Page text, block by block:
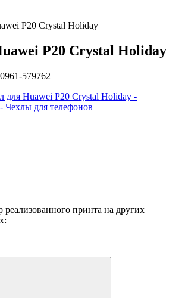
P20 Crystal Holiday
P20 Crystal Holiday
579762
реализованного принта на других